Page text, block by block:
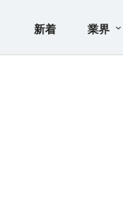
新着 業界